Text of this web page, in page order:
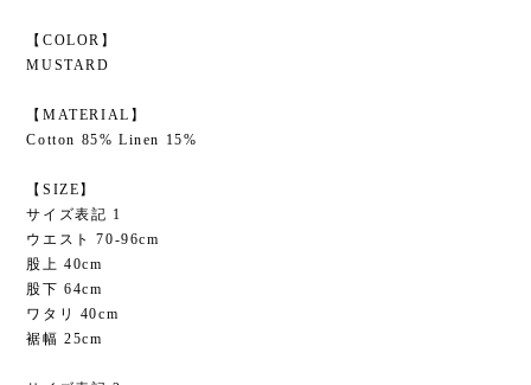
【COLOR】
MUSTARD
【MATERIAL】
Cotton 85% Linen 15%
【SIZE】
サイズ表記 1
ウエスト 70-96cm
股上 40cm
股下 64cm
ワタリ 40cm
裾幅 25cm